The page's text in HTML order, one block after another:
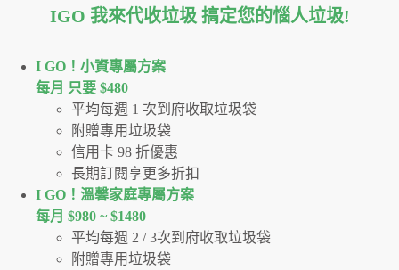
IGO 我來代收垃圾 搞定您的惱人垃圾!
I GO！⼩資專屬⽅案
每月 只要 $480
平均每週 1 次到府收取垃圾袋
附贈專用垃圾袋
信用卡 98 折優惠
長期訂閱享更多折扣
I GO！溫馨家庭專屬方案
每月 $980 ~ $1480
平均每週 2 / 3次到府收取垃圾袋
附贈專用垃圾袋